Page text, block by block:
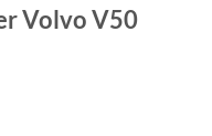
Volvo V50